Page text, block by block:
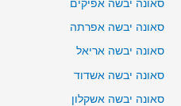
סאונה יבשה אפיקים
סאונה יבשה אפרתה
סאונה יבשה אריאל
סאונה יבשה אשדוד
סאונה יבשה אשקלון